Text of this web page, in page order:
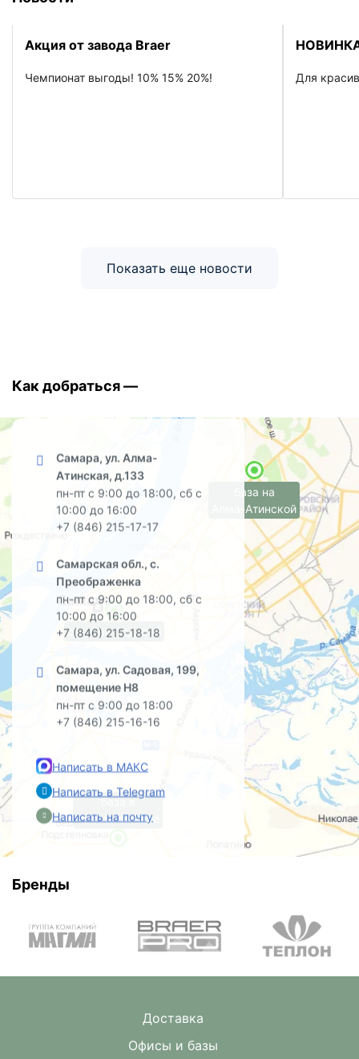
Акция от завода Braer
Чемпионат выгоды! 10% 15% 20%! Для
Показать еще новости
Как добраться —
Самара, ул. Алма-
Атинская, д.133
пн-пт с 9:00 до 18:00, сб с
10:00 до 16:00
+7 (846) 215-17-17
Самарская обл., с.
Преображенка
пн-пт с 9:00 до 18:00, сб с
10:00 до 16:00
+7 (846) 215-18-18
Самара, ул. Садовая, 199,
помещение Н8
пн-пт с 9:00 до 18:00
+7 (846) 215-16-16
Написать в МАКС
Написать в Telegram
Написать на почту
офис на Садовой
база в
Преображенке
база на
Алма-Атинской
Бренды
Доставка
Офисы и базы